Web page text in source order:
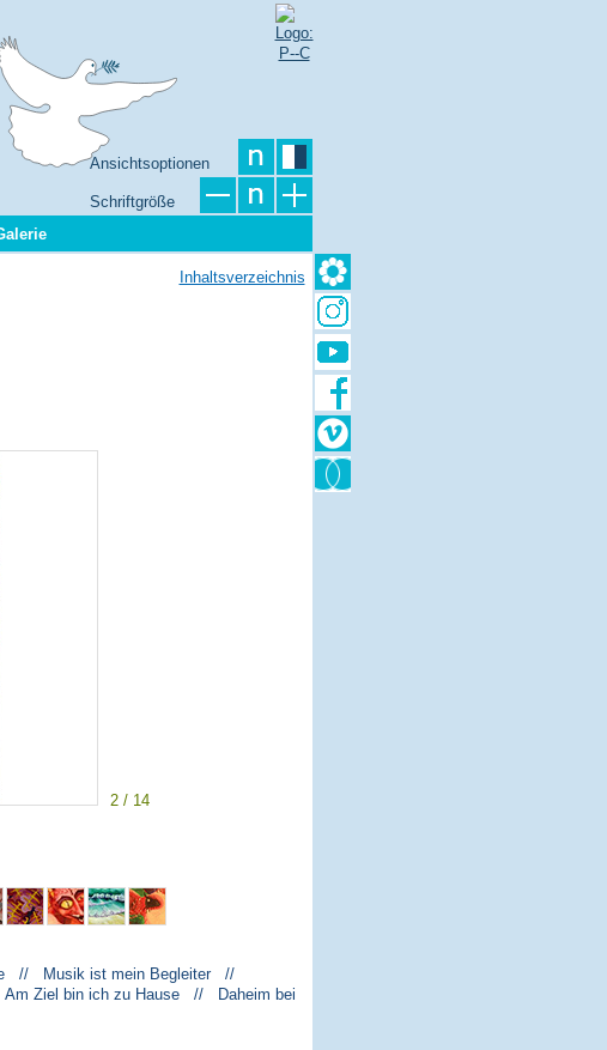
Ansichtsoptionen
Schriftgröße
Inhaltsverzeichnis
2 / 14
// Musik ist mein Begleiter //
Ziel bin ich zu Hause // Daheim bei